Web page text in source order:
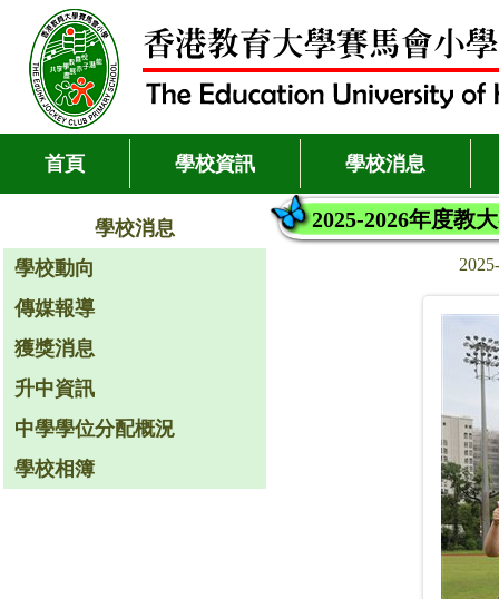
首頁 學校資訊 學校消息
學校消息
學校動向
傳媒報導
獲獎消息
升中資訊
中學學位分配概況
學校相簿
2025-2026年度教